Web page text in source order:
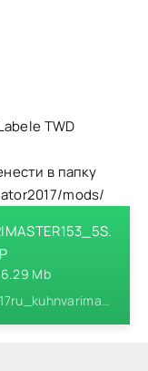
TWD
в папку
mods/
Mb
Название файла: fs17ru_kuhnvarimaster153_5s.zip